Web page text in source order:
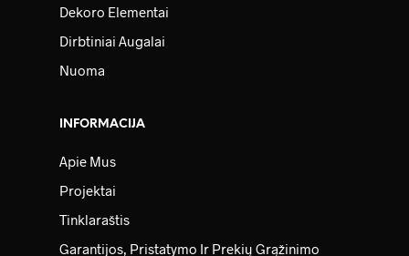
Dekoro Elementai
Dirbtiniai Augalai
Nuoma
INFORMACIJA
Apie Mus
Projektai
Tinklaraštis
Garantijos, Pristatymo Ir Prekių Grąžinimo